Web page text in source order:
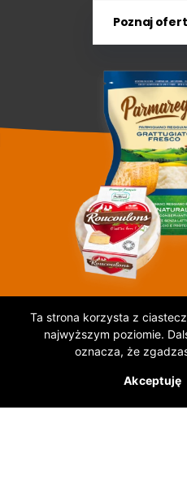
Poznaj
Zrób
99%
Wiodący importer serów
ofercie 400
Nasze
Ta strona korzysta z
najwyższym poziomie.
oznacza, że
Akceptuję